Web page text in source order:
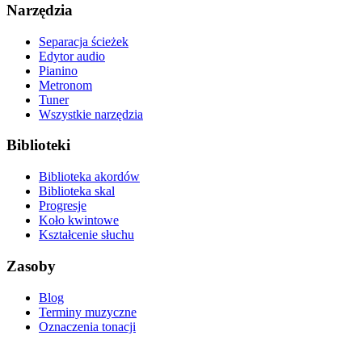
Narzędzia
Separacja ścieżek
Edytor audio
Pianino
Metronom
Tuner
Wszystkie narzędzia
Biblioteki
Biblioteka akordów
Biblioteka skal
Progresje
Koło kwintowe
Kształcenie słuchu
Zasoby
Blog
Terminy muzyczne
Oznaczenia tonacji